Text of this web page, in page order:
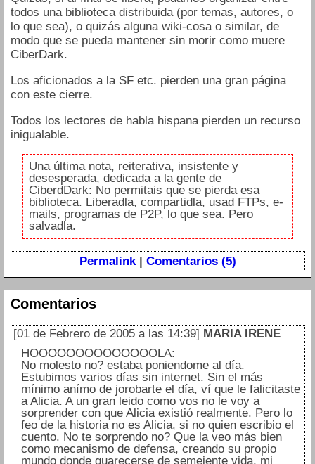
todos una biblioteca distribuida (por temas, autores, o
lo que sea), o quizás alguna wiki-cosa o similar, de
modo que se pueda mantener sin morir como muere
CiberDark.
Los aficionados a la SF etc. pierden una gran página
con este cierre.
Todos los lectores de habla hispana pierden un recurso
inigualable.
Una última nota, reiterativa, insistente y
desesperada, dedicada a la gente de
CiberdDark: No permitais que se pierda esa
biblioteca. Liberadla, compartidla, usad FTPs, e-
mails, programas de P2P, lo que sea. Pero
salvadla.
Permalink| Comentarios (5)
Comentarios
[01 de Febrero de 2005 a las 14:39] MARIA IRENE
HOOOOOOOOOOOOOOLA:
No molesto no? estaba poniendome al día.
Estubimos varios días sin internet. Sin el más
mínimo anímo de jorobarte el día, ví que le falicitaste
a Alicia. A un gran leido como vos no le voy a
sorprender con que Alicia existió realmente. Pero lo
feo de la historia no es Alicia, si no quien escribio el
cuento. No te sorprendo no? Que la veo más bien
como mecanismo de defensa, creando su propio
mundo donde guarecerse de semejente vida, mi